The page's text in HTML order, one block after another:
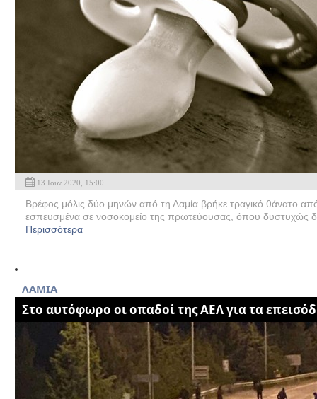
13 Ιουν 2020, 15:00
Βρέφος μόλις δύο μηνών από τη Λαμία βρήκε τραγικό θάνατο
εσπευσμένα σε νοσοκομείο της πρωτεύουσας, όπου δυστυχώς
Περισσότερα
ΛΑΜΙΑ
Στο αυτόφωρο οι οπαδοί της ΑΕΛ για τα